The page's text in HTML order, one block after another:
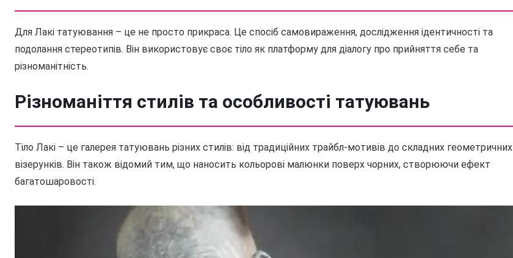
Для Лакі татуювання – це не просто прикраса. Це спосіб самовираження, дослідження ідентичності та
подолання стереотипів. Він використовує своє тіло як платформу для діалогу про прийняття себе та
різноманітність.
Різноманіття стилів та особливості татуювань
Тіло Лакі – це галерея татуювань різних стилів: від традиційних трайбл-мотивів до складних геометричних
візерунків. Він також відомий тим, що наносить кольорові малюнки поверх чорних, створюючи ефект
багатошаровості.